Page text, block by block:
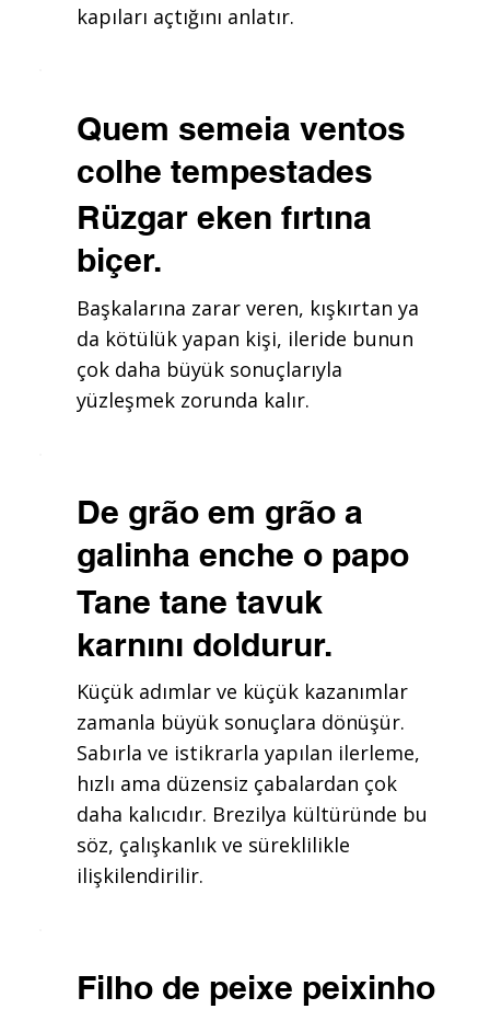
kapıları açtığını anlatır.
Quem semeia ventos
colhe tempestades
Rüzgar eken fırtına
biçer.
Başkalarına zarar veren, kışkırtan ya
da kötülük yapan kişi, ileride bunun
çok daha büyük sonuçlarıyla
yüzleşmek zorunda kalır.
De grão em grão a
galinha enche o papo
Tane tane tavuk
karnını doldurur.
Küçük adımlar ve küçük kazanımlar
zamanla büyük sonuçlara dönüşür.
Sabırla ve istikrarla yapılan ilerleme,
hızlı ama düzensiz çabalardan çok
daha kalıcıdır. Brezilya kültüründe bu
söz, çalışkanlık ve süreklilikle
ilişkilendirilir.
Filho de peixe peixinho